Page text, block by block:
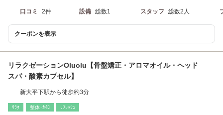
口コミ 2件 設備 総数1 スタッフ 総数2人
クーポンを表示
リラクゼーションOluolu【骨盤矯正・アロマオイル・ヘッド
スパ・酸素カプセル】
新大平下駅から徒歩約3分
ﾘﾗｸ 整体･ｶｲﾛ ﾘﾌﾚｯｼｭ